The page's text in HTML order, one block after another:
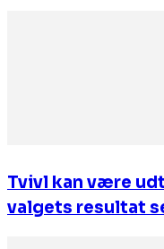
Tvivl kan være
valgets resultat